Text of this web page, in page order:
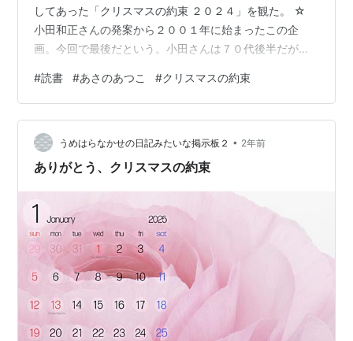
してあった「クリスマスの約束 ２０２４」を観た。 ☆
小田和正さんの発案から２００１年に始まったこの企
画。今回で最後だという。小田さんは７０代後半だが、
校野球も終わり、ぽっかり穴が開いたような日曜日。ど
こを応援しているわけでもないが、テレビを見れば、見
入ってしまう。 ☆ 少子化やスポーツの多様化の中で、野
球人口は減少気味だとか。私が小学生の頃は毎日のよう
にプロ野球のテレビ放映があったし、主だったチームの
#読書 #あさのあつこ #クリスマスの約束
うめはらなかせの日記みたいな掲示板２ • 2年前
ありがとう、クリスマスの約束